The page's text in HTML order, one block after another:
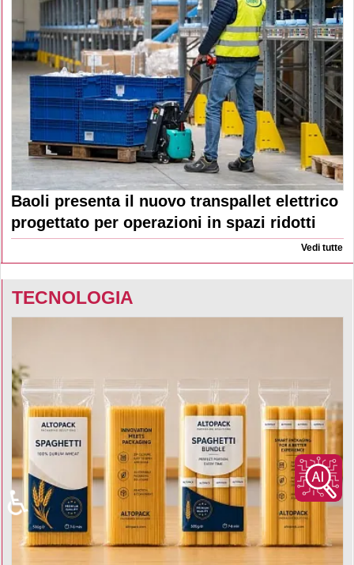
Baoli presenta il nuovo transpallet elettrico
progettato per operazioni in spazi ridotti
Vedi tutte
TECNOLOGIA